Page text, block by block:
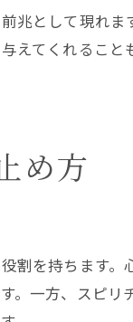
兆として現れ
てくれること
め方
割を持ちます
一方、スピ